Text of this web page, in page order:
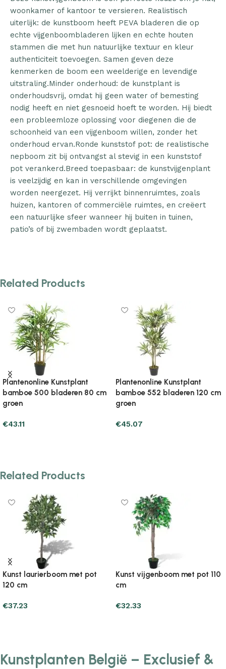
woonkamer of kantoor te versieren. Realistisch
uiterlijk: de kunstboom heeft PEVA bladeren die op
echte vijgenboombladeren lijken en echte houten
stammen die met hun natuurlijke textuur en kleur
authenticiteit toevoegen. Samen geven deze
kenmerken de boom een weelderige en levendige
uitstraling.Minder onderhoud: de kunstplant is
onderhoudsvrij, omdat hij geen water of bemesting
nodig heeft en niet gesnoeid hoeft te worden. Hij biedt
een probleemloze oplossing voor diegenen die de
schoonheid van een vijgenboom willen, zonder het
onderhoud ervan.Ronde kunststof pot: de realistische
nepboom zit bij ontvangst al stevig in een kunststof
pot verankerd.Breed toepasbaar: de kunstvijgenplant
is veelzijdig en kan in verschillende omgevingen
worden neergezet. Hij verrijkt binnenruimtes, zoals
huizen, kantoren of commerciële ruimtes, en creëert
een natuurlijke sfeer wanneer hij buiten in tuinen,
patio’s of bij zwembaden wordt geplaatst.
Related Products
cm
Plantenonline Kunstplant
bamboe 576 bladeren 150 cm
Plantenonline Kunstplant
bamboe 730 bladeren
€
Related Products
Kunst laurierboom met pot
120 cm
€37.23
Kunst vijgenboom met pot 110
cm
€32.33
Kunstplanten België – Exclusief &